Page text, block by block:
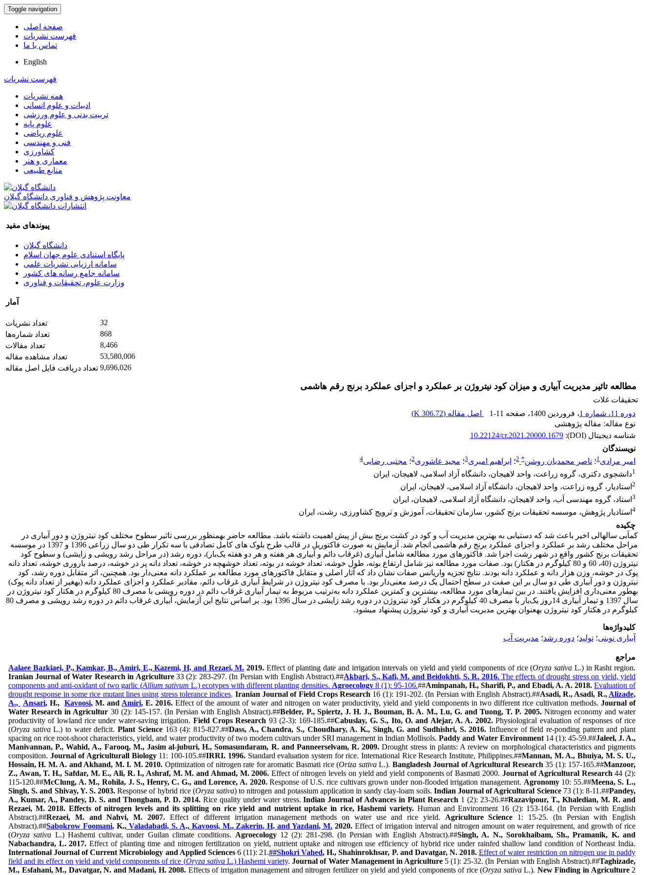
Toggle navigation
صفحه اصلی
فهرست نشریات
تماس با ما
English
فهرست نشریات
همه نشریات
ادبیات و علوم انسانی
تربیت بدنی و علوم ورزشی
علوم پایه
علوم ریاضی
فنی و مهندسی
کشاورزی
معماری و هنر
منابع طبیعی
معاونت پژوهش و فناوری دانشگاه گیلان
پیوندهای مفید
دانشگاه گیلان
پایگاه استنادی علوم جهان اسلام
سامانه ارزیابی نشریات علمی
سامانه جامع رسانه های کشور
وزارت علوم، تحقیقات و فناوری
آمار
تعداد نشریات
32
تعداد شماره‌ها
868
تعداد مقالات
8,466
تعداد مشاهده مقاله
53,580,006
تعداد دریافت فایل اصل مقاله 9,696,026
مطالعه تاثیر مدیریت آبیاری و میزان کود نیتروژن بر عملکرد و اجزای عملکرد برنج رقم هاشمی
تحقیقات غلات
دوره 11، شماره 1
، فروردین 1400 ، صفحه 1-11 اصل مقاله (306.72 K
)
نوع مقاله: مقاله پژوهشی
شناسه دیجیتال (DOI):
10.22124/cr.2021.20000.1679
نویسندگان
امیر مرادی1؛ ناصر محمدیان روشن*
2؛ ابراهیم امیری3؛ مجید عاشوری2؛ مجتبی رضایی4
1دانشجوی دکتری، گروه زراعت، واحد لاهیجان، دانشگاه آزاد اسلامی، لاهیجان، ایران
2 استادیار، گروه زراعت، واحد لاهیجان، دانشگاه آزاد اسلامی، لاهیجان، ایران
3 استاد، گروه مهندسی آب، واحد لاهیجان، دانشگاه آزاد اسلامی، لاهیجان، ایران
4 استادیار پژوهش، موسسه تحقیقات برنج کشور، سازمان تحقیقات، آموزش و ترویج کشاورزی، رشت، ایران
چکیده
کم­آبی سال­هالی اخیر باعث شد که دست­یابی به بهترین مدیریت آب و کود در کشت برنج بیش از پیش اهمیت داشته باشد. مطالعه حاضر به­منظور بررسی تاثیر سطوح مختلف کود نیتروژن و دور آبیاری در
مراحل مختلف رشد بر عملکرد و اجزای عملکرد برنج رقم هاشمی انجام شد. آزمایش به صورت فاکتوریل در قالب طرح بلوک های کامل تصادفی با سه تکرار طی دو سال زراعی 1396 و 1397 در موسسه
تحقیقات برنج کشور واقع در شهر رشت اجرا شد. فاکتورهای مورد مطالعه شامل آبیاری (غرقاب دائم و آبیاری هر هفته و هر دو هفته یک‌بار)، دوره رشد (در مراحل رشد رویشی و زایشی) و سطوح کود
نیتروژن (40، 60 و 80 کیلوگرم در هکتار) بود. صفات مورد مطالعه نیز شامل ارتفاع بوته، طول خوشه، تعداد خوشه در بوته، تعداد خوشه­چه در خوشه، تعداد دانه پر در خوشه، درصد باروری خوشه، تعداد دانه
پوک در خوشه، وزن هزار دانه و عملکرد دانه بودند. نتایج تجزیه واریانس صفات نشان داد که آثار اصلی و متقابل فاکتورهای مورد مطالعه بر عملکرد دانه معنی‌دار بود. همچنین، اثر متقابل دوره رشد، کود
نیتروژن و دور آبیاری طی دو سال بر این صفت در سطح احتمال یک درصد معنی‌دار بود. با مصرف کود نیتروژن در شرایط آبیاری غرقاب دائم، مقادیر عملکرد و اجزای عملکرد دانه (به­غیر از تعداد دانه پوک)
به­طور معنی‌داری افزایش یافتند. در بین تیمارهای مورد مطالعه، بیش­ترین و کم­ترین عملکرد دانه به‌ترتیب مربوط به تیمار آبیاری غرقاب دائم در دوره رویشی با مصرف 80 کیلوگرم در هکتار کود نیتروژن در
سال 1397 و تیمار آبیاری 14روز یک‌بار با مصرف 40 کیلوگرم در هکتار کود نیتروژن در دوره رشد زایشی در سال 1396 بود. بر اساس نتایج این آزمایش، آبیاری غرقاب دائم در دوره رشد رویشی و مصرف 80
کیلوگرم در هکتار کود نیتروژن به­عنوان بهترین مدیریت آبیاری و کود نیتروژن پیشنهاد می­شود.
کلیدواژه‌ها
آبیاری نوبتی؛ تولید؛ دوره رشد؛ مدیریت آب
مراجع
Aalaee Bazkiaei, P.,Kamkar, B., Amiri, E.,Kazemi, H. and Rezaei, M. 2019. Effect of planting date and irrigation intervals on yield and yield components of rice (Oryza sativa L.) in Rasht region.
Iranian Journal of Water Research in Agriculture33 (2): 283-297. (In Persian with English Abstract).##Akbari, S., Kafi, M. and Beidokhti, S. R. 2016.The effects of drought stress on yield, yield
components and anti-oxidant of two garlic (Allium sativum L.) ecotypes with different planting densities. Agroecology 8 (1): 95-106.##Aminpanah, H., Sharifi, P., and Ebadi, A. A. 2018. Evaluation of
drought response in some rice mutant lines using stress tolerance indices. Iranian Journal of Field Crops Research 16 (1): 191-202. (In Persian with English Abstract).##Asadi, R., Asadi, R., Alizade,
A.,
Ansari, H.,Kavoosi, M. and Amiri, E. 2016. Effect of the amount of water and nitrogen on water productivity, yield and yield components in two different rice cultivation methods. Journal of
Water Research in Agricultur 30 (2): 145-157. (In Persian with English Abstract).##Belder, P., Spiertz, J. H. J., Bouman, B. A. M., Lu, G. and Tuong, T. P. 2005.Nitrogen economy and water
productivity of lowland rice under water-saving irrigation. Field Crops Research 93 (2-3): 169-185.##Cabuslay, G. S., Ito, O. and Alejar, A. A. 2002.Physiological evaluation of responses of rice
(Oryza sativaL.) to water deficit.Plant Science163 (4): 815-827.##Dass, A., Chandra, S., Choudhary, A. K., Singh, G. and Sudhishri, S. 2016. Influence of field re-ponding pattern and plant
spacing on rice root-shoot characteristics, yield, and water productivity of two modern cultivars under SRI management in Indian Mollisols.Paddy and Water Environment 14 (1): 45-59.##Jaleel, J. A.,
Manivannan, P., Wahid, A., Farooq, M., Jasim al-juburi,H., Somasundaram, R. and Panneerselvam, R. 2009. Drought stress in plants: A review on morphological characteristics and pigments
composition. Journal of Agriculturall Biology11: 100-105.##IRRI. 1996.Standard evaluation system for rice. International Rice Research Institute, Philippines.##Mannan, M. A., Bhuiya, M. S. U.,
Hossain, H. M. A. and Akhand, M. I. M. 2010. Optimization of nitrogen rate for aromatic Basmati rice (Oriza sativaL.). Bangladesh Journal of Agricultural Research 35 (1): 157-165.##Manzoor,
Z., Awan, T. H., Safdar, M. E., Ali, R. I., Ashraf, M. M. and Ahmad, M. 2006. Effect of nitrogen levels on yield and yield components of Basmati 2000. Journal of Agricultural Research 44 (2):
115-120.##McClung, A. M., Rohila, J. S., Henry, C. G., andLorence, A. 2020.Response of U.S. rice cultivars grown under non-flooded irrigation management. Agronomy10: 55.##Meena, S. L.,
Singh, S. and Shivay, Y. S. 2003. Response of hybrid rice (Oryza sativa) to nitrogen and potassium application in sandy clay-loam soils. Indian Journal of Agricultural Science 73 (1): 8-11.‏##Pandey,
A., Kumar, A., Pandey, D. S. and Thongbam, P. D. 2014.Rice quality under water stress.Indian Journal of Advances in Plant Research 1 (2): 23-26.‏##Razavipour, T., Khaledian, M. R. and
Rezaei, M. 2018. Effects of nitrogen levels and its splitting on rice yield and nutrient uptake in rice, Hashemi variety. Human and Environment 16 (2): 153-164. (In Persian with English
Abstract).##Rezaei, M. and Nahvi, M. 2007.Effect of different irrigation management methods on water use and rice yield. Agriculture Science 1: 15-25. (In Persian with English
Abstract).##Sabokrow Foomani,K.,Valadabadi, S. A.,Kavoosi, M.,Zakerin, H. and Yazdani, M. 2020. Effect of irrigation interval and nitrogen amount on water requirement, and growth of rice
(Oryza sativa L.) Hashemi cultivar, under Guilan climate conditions. Agroecology12 (2): 281-298. (In Persian with English Abstract).##Singh, A. N., Sorokhaibam, Sh., Pramanik, K. and
Nabachandra, L. 2017. Effect of planting time and nitrogen fertilization on yield, nutrient uptake and nitrogen use efficiency of hybrid rice under rainfed shallow land condition of Northeast India.
International Journal of Current Microbiology and Applied Sciences6 (11): 21.##Shokri Vahed, H., Shahinrokhsar, P. and Davatgar, N. 2018. Effect of water restriction on nitrogen use in paddy
field and its effect on yield and yield components of rice (Oryza sativaL.) Hashemi variety.Journal of Water Management in Agriculture5 (1): 25-32. (In Persian with English Abstract).##Taghizade,
M., Esfahani, M., Davatgar, N. and Madani, H. 2008. Effects of irrigation management and nitrogen fertilizer on yield and yield components of rice (Oryza sativaL.). New Finding in Agriculture2